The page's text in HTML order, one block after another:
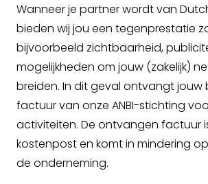
Wanneer je partner wordt van
bieden wij jou een tegenprestatie
bijvoorbeeld zichtbaarheid,
mogelijkheden om jouw (zakelijk)
breiden. In dit geval ontvangt jouw
factuur van onze ANBI-stichting
activiteiten. De ontvangen factuur
kostenpost en komt in mindering
de onderneming.